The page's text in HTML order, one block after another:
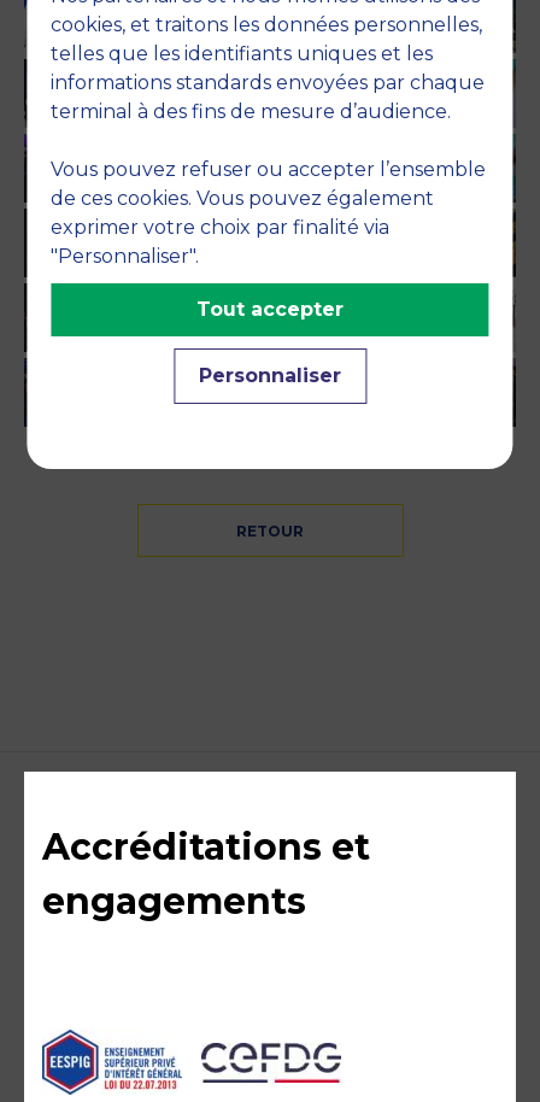
RETOUR
Accréditations et
engagements
cookies, et traitons les données personnelles,
telles que les identifiants uniques et les
informations standards envoyées par chaque
terminal à des fins de mesure d’audience.
Vous pouvez refuser ou accepter l’ensemble
de ces cookies. Vous pouvez également
exprimer votre choix par finalité via
"Personnaliser".
Personnaliser
Tout accepter